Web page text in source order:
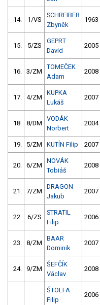
14. 1/VS
SCHREIBER
Zbyněk
1963
15. 5/ZS
GEPRT
David
2005
16. 3/ZM
TOMEČEK
Adam
2008
17. 4/ZM
KUPKA
Lukáš
2007
18. 8/DM
VODÁK
Norbert
2004
19. 5/ZM KUTÍN Filip 2007
20. 6/ZM
NOVÁK
Tobiáš
2008
21. 7/ZM
DRAGON
Jakub
2007
22. 6/ZS
STRATIL
Filip
2006
23. 8/ZM
BAAR
Dominik
2007
24. 9/ZM
ŠEFČÍK
Václav
2008
ŠTOLFA
Filip
2006